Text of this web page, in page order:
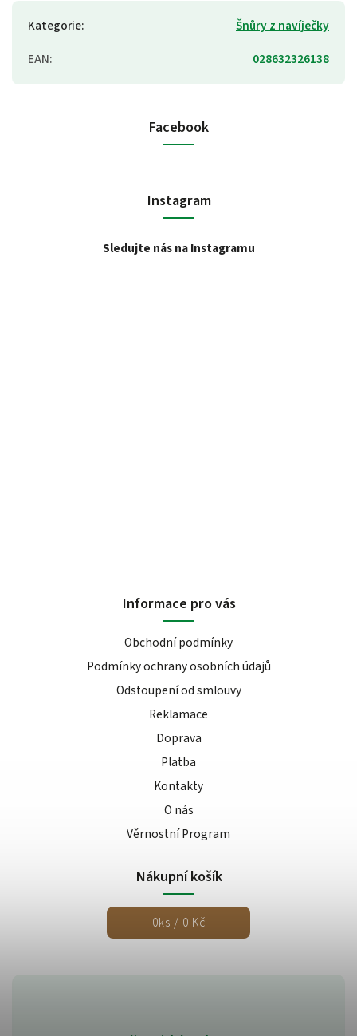
Kategorie:
Šnůry z navíječky
EAN: 028632326138
Facebook
Instagram
Sledujte nás na Instagramu
Informace pro vás
Obchodní podmínky
Podmínky ochrany osobních údajů
Odstoupení od smlouvy
Reklamace
Doprava
Platba
Kontakty
O nás
Věrnostní Program
Nákupní košík
0ks / 0 Kč